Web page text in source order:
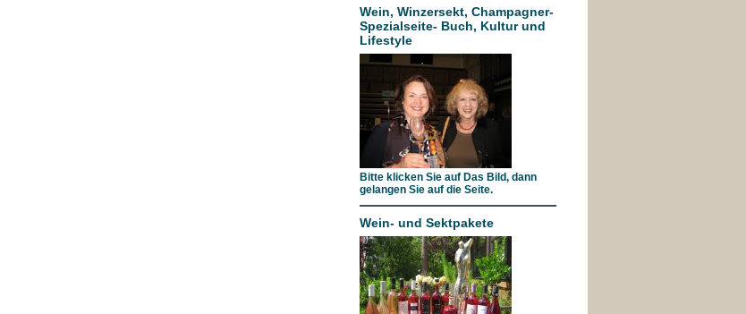
Wein, Winzersekt, Champagner-
Spezialseite- Buch, Kultur und
Lifestyle
Bitte klicken Sie auf Das Bild, dann
gelangen Sie auf die Seite.
Wein- und Sektpakete